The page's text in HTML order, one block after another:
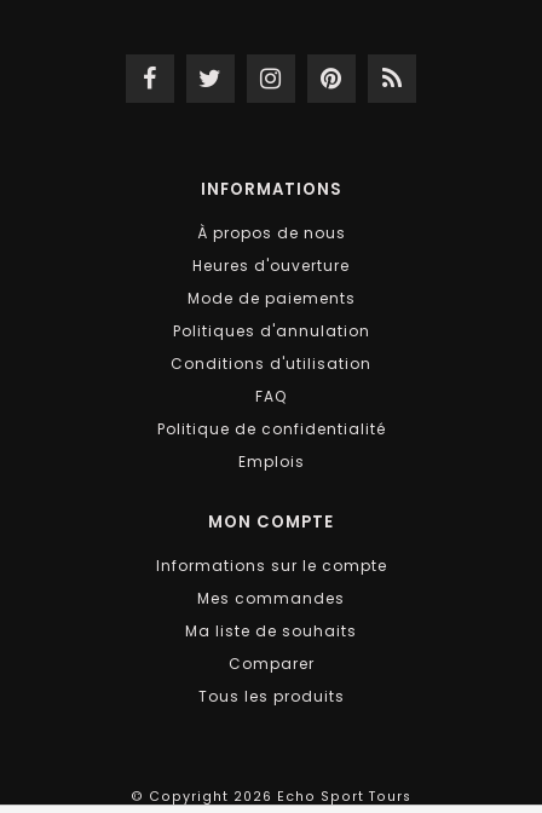
INFORMATIONS
À propos de nous
Heures d'ouverture
Mode de paiements
Politiques d'annulation
Conditions d'utilisation
FAQ
Politique de confidentialité
Emplois
MON COMPTE
Informations sur le compte
Mes commandes
Ma liste de souhaits
Comparer
Tous les produits
© Copyright 2026 Echo Sport Tours